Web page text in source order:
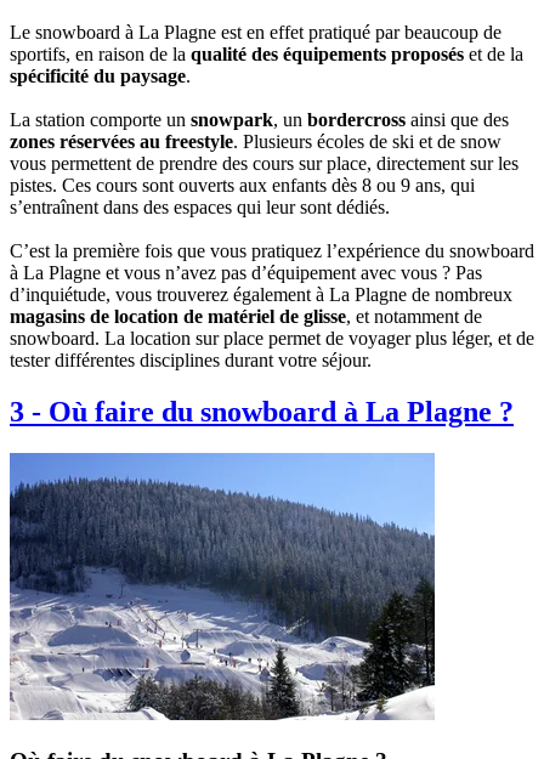
Le snowboard à La Plagne est en effet pratiqué par beaucoup de
sportifs, en raison de la qualité des équipements proposés et de la
spécificité du paysage.
La station comporte un snowpark, un bordercross ainsi que des
zones réservées au freestyle. Plusieurs écoles de ski et de snow
vous permettent de prendre des cours sur place, directement sur les
pistes. Ces cours sont ouverts aux enfants dès 8 ou 9 ans, qui
s’entraînent dans des espaces qui leur sont dédiés.
C’est la première fois que vous pratiquez l’expérience du snowboard
à La Plagne et vous n’avez pas d’équipement avec vous ? Pas
d’inquiétude, vous trouverez également à La Plagne de nombreux
magasins de location de matériel de glisse, et notamment de
snowboard. La location sur place permet de voyager plus léger, et de
tester différentes disciplines durant votre séjour.
3 - Où faire du snowboard à La Plagne ?